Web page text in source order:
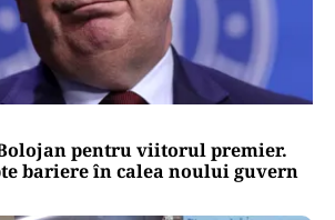
pentru viitorul premier.
bariere în calea noului guvern